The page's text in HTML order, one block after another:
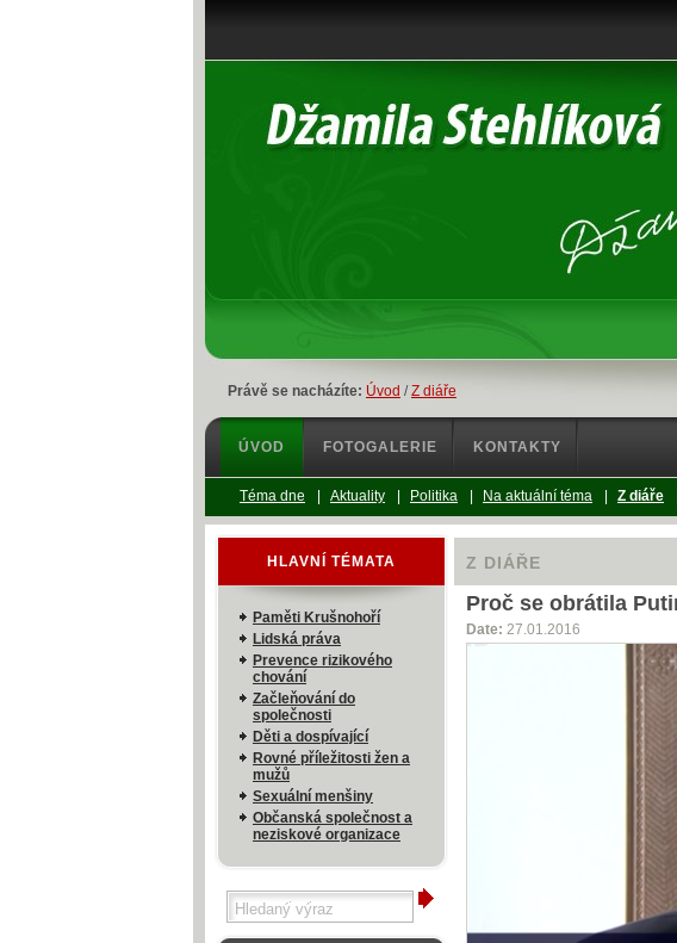
Právě se nacházíte: Úvod /Z diáře
Z DIÁŘE
Proč se obrátila
Date: 27.01.2016
HLAVNÍ TÉMATA
Paměti Krušnohoří
Lidská práva
Prevence rizikového
chování
Začleňování do
společnosti
Děti a dospívající
Rovné příležitosti žen a
mužů
Sexuální menšiny
Občanská společnost a
neziskové organizace
ÚVOD FOTOGALERIE KONTAKTY
Téma dne Aktuality Politika Na aktuální téma Z diáře